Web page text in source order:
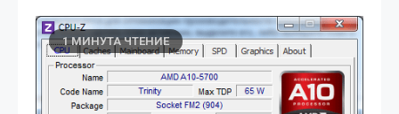
1 МИНУТА ЧТЕНИЕ